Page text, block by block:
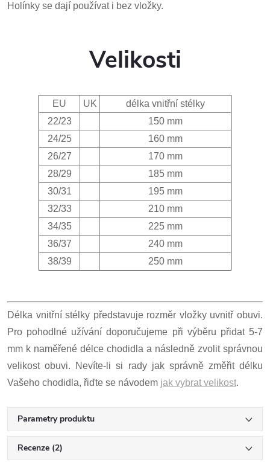
Holínky se dají používat i bez vložky.
Velikosti
EU UK
délka vnitřní stélky
22/23
150 mm
24/25
160 mm
26/27
170 mm
28/29
185 mm
30/31
195 mm
32/33
210 mm
34/35
225 mm
36/37
240 mm
38/39
250 mm
Délka vnitřní stélky představuje rozměr vložky uvnitř obuvi.
Pro pohodlné užívání doporučujeme při výběru přidat 5-7
mm k naměřené délce chodidla a následně zvolit správnou
velikost obuvi. Nevíte-li si rady jak správně změřit délku
Vašeho chodidla, řiďte se návodem jak vybrat velikost.
Parametry produktu
Recenze (2)